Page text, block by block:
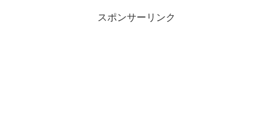
スポンサーリンク